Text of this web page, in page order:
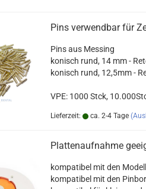
Pins verwendbar für
Pins aus Messing
konisch rund, 14 mm -
konisch rund, 12,5mm -
VPE: 1000 Stck,
Lieferzeit: ca. 2-4 Tage
Plattenaufnahme
kompatibel mit den
kompatibel mit den